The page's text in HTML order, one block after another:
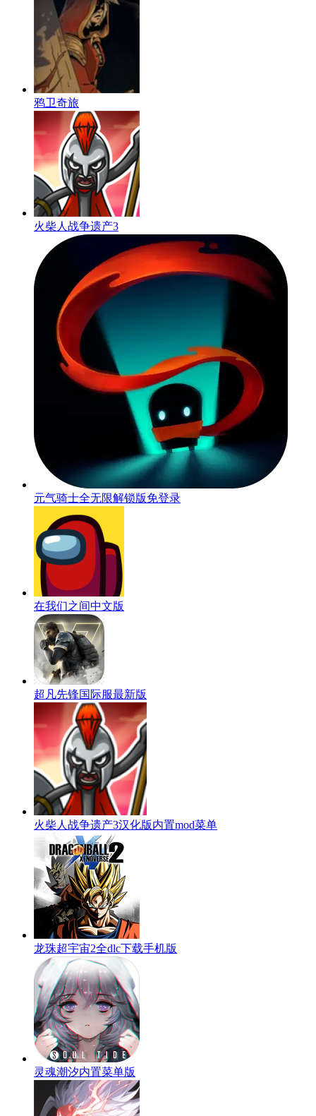
鸦卫奇旅
火柴人战争遗产3
元气骑士全无限解锁版免登录
在我们之间中文版
超凡先锋国际服最新版
火柴人战争遗产3汉化版内置mod菜单
龙珠超宇宙2全dlc下载手机版
灵魂潮汐内置菜单版